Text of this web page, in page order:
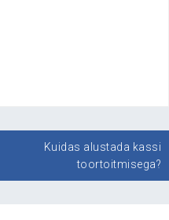
Kuidas alustada kassi
toortoitmisega?